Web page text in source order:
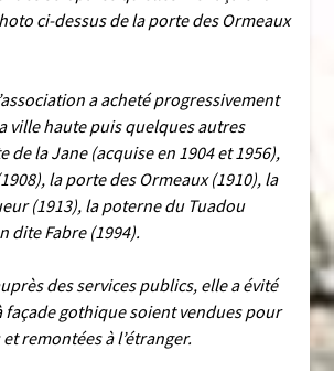
ci-dessus de la porte des Ormeaux
a acheté progressivement
ville haute puis quelques autres
de la Jane (acquise en 1904 et 1956),
la porte des Ormeaux (1910), la
(1913), la poterne du Tuadou
dite Fabre (1994).
des services publics, elle a évité
façade gothique soient vendues pour
remontées à l’étranger.